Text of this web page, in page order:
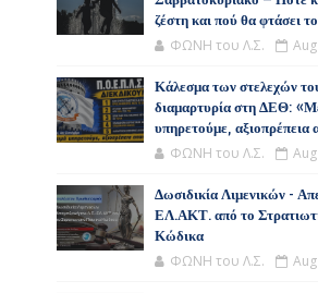
ζέστη και πού θα φτάσει
ΦΩΝΗ του Λ.Σ.
Κάλεσμα των στελεχών
διαμαρτυρία στη ΔΕΘ:
υπηρετούμε, αξιοπρέπεια
ΦΩΝΗ του Λ.Σ.
Δωσιδικία Λιμενικών -
ΕΛ.ΑΚΤ. από το
Κώδικα
ΦΩΝΗ του Λ.Σ.